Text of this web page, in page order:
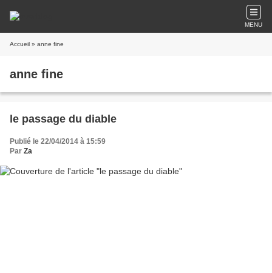
MENU
Accueil » anne fine
anne fine
le passage du diable
Publié le 22/04/2014 à 15:59
Par Za